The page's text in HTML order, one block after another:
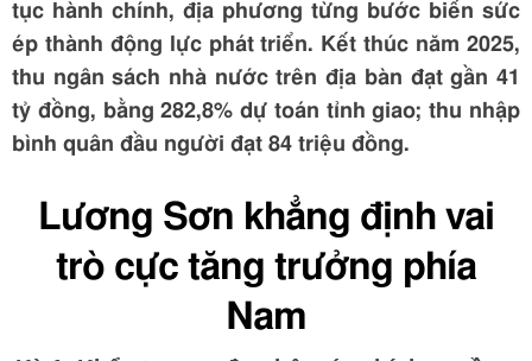
tục hành chính, địa phương từng bước biến sức
ép thành động lực phát triển. Kết thúc năm 2025,
thu ngân sách nhà nước trên địa bàn đạt gần 41
tỷ đồng, bằng 282,8% dự toán tỉnh giao; thu nhập
bình quân đầu người đạt 84 triệu đồng.
Lương Sơn khẳng định vai
trò cực tăng trưởng phía
Nam